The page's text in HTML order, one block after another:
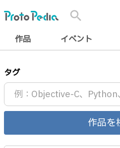
search
作品 イベント
タグ
作品を